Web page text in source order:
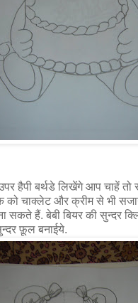
हैपी बर्थडे लिखेंगे आप चाहें तो
चाक्लेट और क्रीम से भी
सकते हैं. बेबी बियर की सुन्दर
फ़ूल बनाईये.